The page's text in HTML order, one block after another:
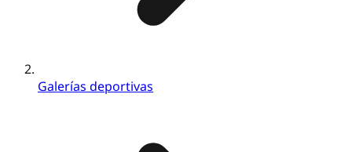
Galerías deportivas